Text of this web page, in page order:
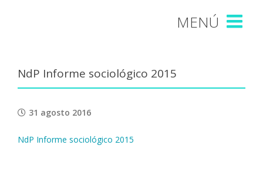
NdP Informe sociológico 2015
31 agosto 2016
NdP Informe sociológico 2015